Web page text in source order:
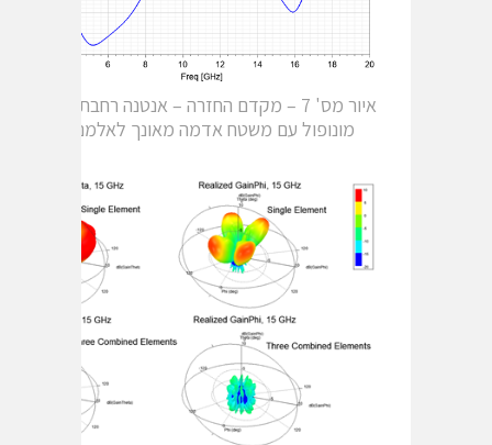
איור מס' 7 – מקדם החזרה – אנטנה רחבת סרט מסוג
מונופול עם משטח אדמה מאונך לאלמנט הקורן